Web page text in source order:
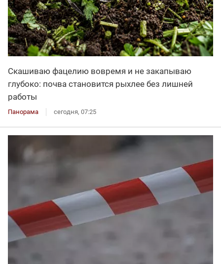
Скашиваю фацелию вовремя и не закапываю
глубоко: почва становится рыхлее без лишней
работы
Панорама сегодня, 07:25